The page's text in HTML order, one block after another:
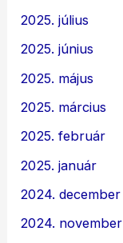
2025. július
2025. június
2025. május
2025. március
2025. február
2025. január
2024. december
2024. november